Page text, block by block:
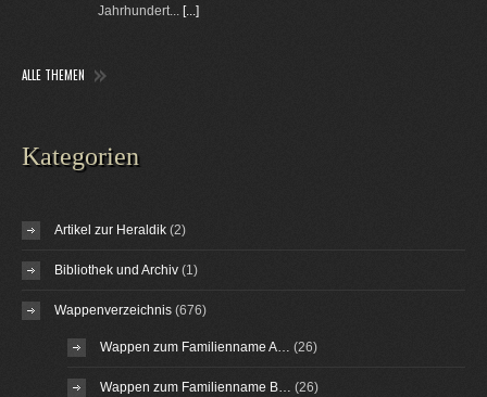
Jahrhundert... [...]
ALLE THEMEN
Kategorien
Artikel zur Heraldik (2)
Bibliothek und Archiv (1)
Wappenverzeichnis (676)
Wappen zum Familienname A… (26)
Wappen zum Familienname B… (26)